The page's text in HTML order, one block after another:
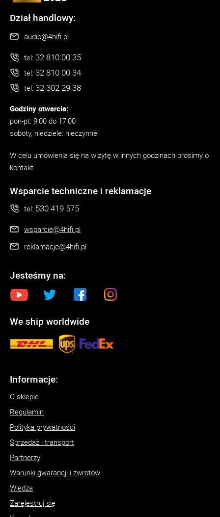
Dział handlowy:
audio@4hifi.pl
tel: 32 810 00 35
tel: 32 810 00 34
tel: 32 302 29 38
Godziny otwarcia:
pon-pt: 9:00 do 17:00
soboty, niedziele: nieczynne
W celu umówienia się na wizytę w innych godzinach prosimy o
kontakt.
Wsparcie techniczne i reklamacje
tel: 530 419 575
wsparcie@4hifi.pl
reklamacje@4hifi.pl
Jesteśmy na:
We ship worldwide
Informacje:
O sklepie
Regulamin
Polityka prywatności
Sprzedaż i transport
Partnerzy
Warunki gwarancji i zwrotów
Wiedza
Zarejestruj się